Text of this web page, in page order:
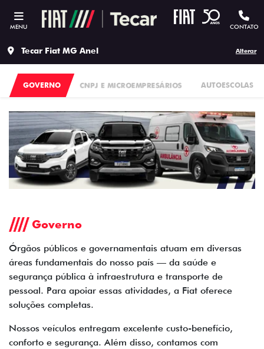
MENU CONTATO
Tecar Fiat MG Anel Alterar
CNPJ E MICROEMPRESÁRIOS AUTOESCOLAS
GOVERNO
Governo
Órgãos públicos e governamentais atuam em diversas
áreas fundamentais do nosso país — da saúde e
segurança pública à infraestrutura e transporte de
pessoal. Para apoiar essas atividades, a Fiat oferece
soluções completas.
Nossos veículos entregam excelente custo-benefício,
conforto e segurança. Além disso, contamos com